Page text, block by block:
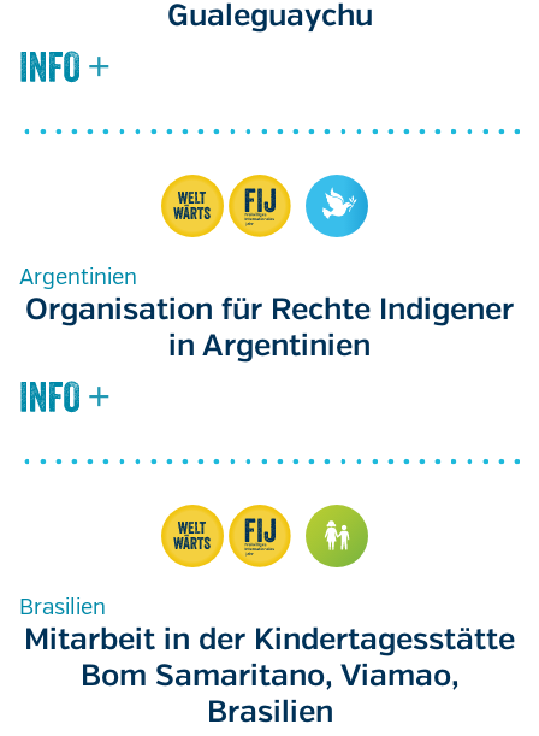
Gualeguaychu
Argentinien
Organisation für Rechte Indigener
in Argentinien
Brasilien
Mitarbeit in der Kindertagesstätte
Bom Samaritano, Viamao,
Brasilien